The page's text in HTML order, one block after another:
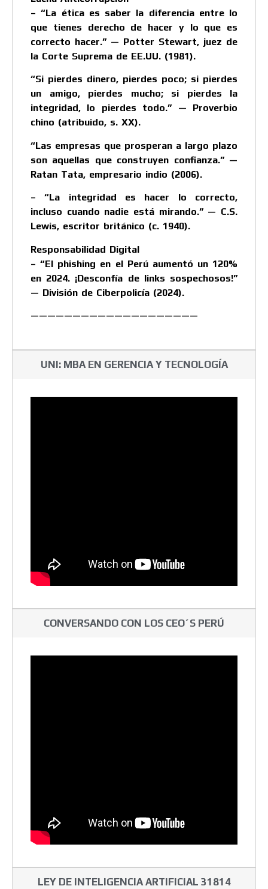
– “La ética es saber la diferencia entre lo
que tienes derecho de hacer y lo que es
correcto hacer.” — Potter Stewart, juez de
la Corte Suprema de EE.UU. (1981).
“Si pierdes dinero, pierdes poco; si pierdes
un amigo, pierdes mucho; si pierdes la
integridad, lo pierdes todo.” — Proverbio
chino (atribuido, s. XX).
“Las empresas que prosperan a largo plazo
son aquellas que construyen confianza.” —
Ratan Tata, empresario indio (2006).
– “La integridad es hacer lo correcto,
incluso cuando nadie está mirando.” — C.S.
Lewis, escritor británico (c. 1940).
Responsabilidad Digital
– “El phishing en el Perú aumentó un 120%
en 2024. ¡Desconfía de links sospechosos!”
— División de Ciberpolicía (2024).
————————————————————
UNI: MBA EN GERENCIA Y TECNOLOGÍA
CONVERSANDO CON LOS CEO´S PERÚ
LEY DE INTELIGENCIA ARTIFICIAL 31814